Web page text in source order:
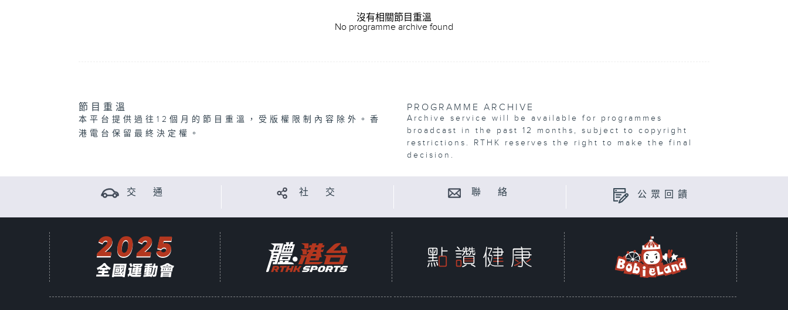
沒有相關節目重溫
No programme archive found
節目重溫
本平台提供過往12個月的節目重溫，受版權限制內容除外。香
港電台保留最終決定權。
PROGRAMME ARCHIVE
Archive service will be available for programmes
broadcast in the past 12 months, subject to copyright
restrictions. RTHK reserves the right to make the final
decision.
交 通 社 交 聯 絡 公眾回饋